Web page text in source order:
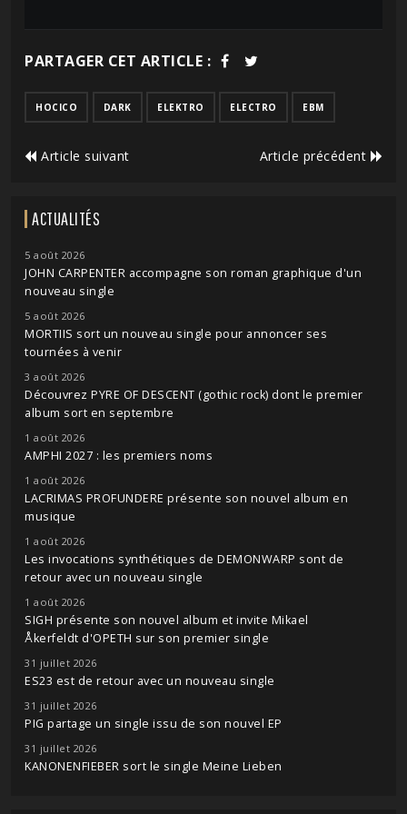
PARTAGER CET ARTICLE :
HOCICO DARK ELEKTRO ELECTRO EBM
Article suivant Article précédent
ACTUALITÉS
5 août 2026
JOHN CARPENTER accompagne son roman graphique d'un
nouveau single
5 août 2026
MORTIIS sort un nouveau single pour annoncer ses
tournées à venir
3 août 2026
Découvrez PYRE OF DESCENT (gothic rock) dont le premier
album sort en septembre
1 août 2026
AMPHI 2027 : les premiers noms
1 août 2026
LACRIMAS PROFUNDERE présente son nouvel album en
musique
1 août 2026
Les invocations synthétiques de DEMONWARP sont de
retour avec un nouveau single
1 août 2026
SIGH présente son nouvel album et invite Mikael
Åkerfeldt d'OPETH sur son premier single
31 juillet 2026
ES23 est de retour avec un nouveau single
31 juillet 2026
PIG partage un single issu de son nouvel EP
31 juillet 2026
KANONENFIEBER sort le single Meine Lieben